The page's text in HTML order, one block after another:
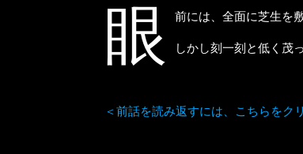
眼
前には、全面に芝生を
しかし刻一刻と低く茂
＜前話を読み返すには、こちらをク